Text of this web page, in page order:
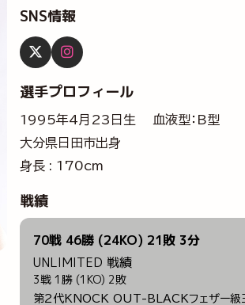
SNS情報
選手プロフィール
1995年4月23日生 血液型：B型
大分県日田市出身
身長 : 170cm
戦績
70戦 46勝 (24KO) 21敗 3分
UNLIMITED 戦績
3戦 1勝 (1KO) 2敗
第2代KNOCK OUT-BLACKフェザー級